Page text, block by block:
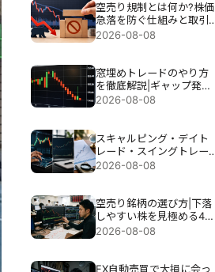
空売り規制とは何か?株価
急落を防ぐ仕組みと取引
時の注意点
2026-08-08
窓埋めトレードのやり方
を徹底解説|ギャップ発生
後の値動きを狙う分析方
2026-08-08
スキャルピング・デイト
レード・スイングトレー
ド|利益機会・リスク・必
2026-08-08
空売り銘柄の選び方|下落
しやすい株を見極める4つ
の分析ポイント
2026-08-08
FX自動売買で大損に会っ